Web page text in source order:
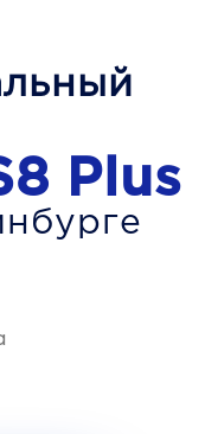
Plus